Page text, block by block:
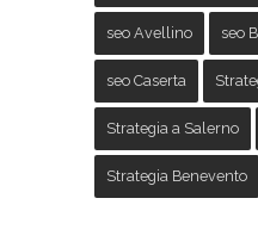
seo Avellino seo
seo Caserta
Strategia a Salerno
Strategia Benevento